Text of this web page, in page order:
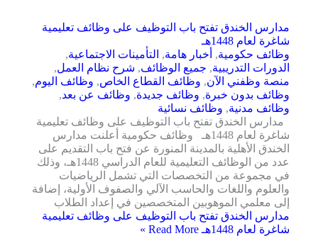
مدارس الخندق تفتح باب التوظيف على وظائف تعليمية
شاغرة لعام 1448هـ
وظائف حكومية, أخبار هامة, التأمينات الاجتماعية,
الدورات التدريبية, جميع الوظائف, شرح نظام العمل,
منصة وظفني الآن, وظائف القطاع الخاص, وظائف اليوم,
وظائف بدون خبرة, وظائف جديدة, وظائف عن بعد,
وظائف مدنية, وظائف نسائية
مدارس الخندق تفتح باب التوظيف على وظائف تعليمية
شاغرة لعام 1448هـ وظائف حكومية أعلنت مدارس
الخندق الأهلية بالمدينة المنورة عن فتح باب التقديم على
عدد من الوظائف التعليمية للعام الدراسي 1448هـ، وذلك
في مجموعة من التخصصات التي تشمل الرياضيات
والعلوم واللغات والحاسب الآلي والصفوف الأولية، إضافة
إلى معلمي الموهوبين المتخصصين في إعداد الطلاب
مدارس الخندق تفتح باب التوظيف على وظائف تعليمية
شاغرة لعام 1448هـ